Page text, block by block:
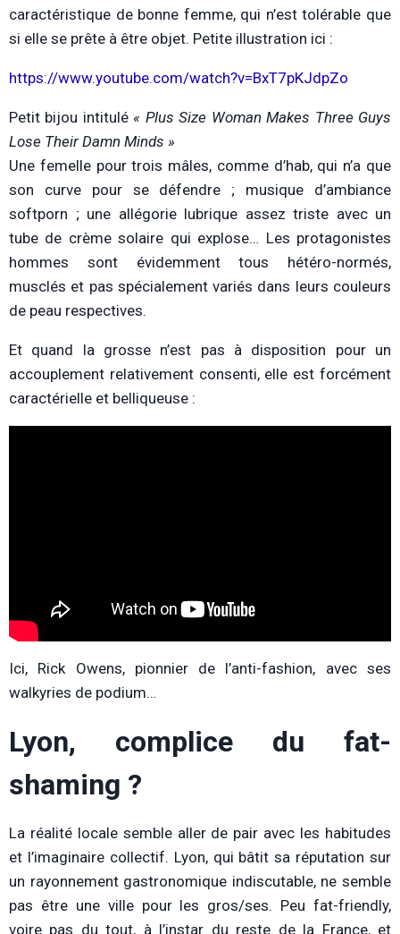
caractéristique de bonne femme, qui n’est tolérable que
si elle se prête à être objet. Petite illustration ici :
https://www.youtube.com/watch?v=BxT7pKJdpZo
Petit bijou intitulé « Plus Size Woman Makes Three Guys
Lose Their Damn Minds »
Une femelle pour trois mâles, comme d’hab, qui n’a que
son curve pour se défendre ; musique d’ambiance
softporn ; une allégorie lubrique assez triste avec un
tube de crème solaire qui explose… Les protagonistes
hommes sont évidemment tous hétéro-normés,
musclés et pas spécialement variés dans leurs couleurs
de peau respectives.
Et quand la grosse n’est pas à disposition pour un
accouplement relativement consenti, elle est forcément
caractérielle et belliqueuse :
Ici, Rick Owens, pionnier de l’anti-fashion, avec ses
walkyries de podium…
Lyon, complice du fat-
shaming ?
La réalité locale semble aller de pair avec les habitudes
et l’imaginaire collectif. Lyon, qui bâtit sa réputation sur
un rayonnement gastronomique indiscutable, ne semble
pas être une ville pour les gros/ses. Peu fat-friendly,
voire pas du tout, à l’instar du reste de la France, et